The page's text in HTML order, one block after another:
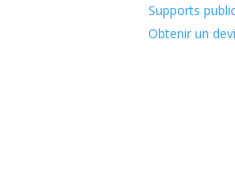
Supports
Obtenir un